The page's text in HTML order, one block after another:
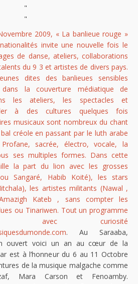
"
"
2009, « La banlieue rouge »
invite une nouvelle fois le
de danse, ateliers, collaborations
du 9 3 et artistes de divers pays.
dites des banlieues sensibles
la couverture médiatique de
les ateliers, les spectacles et
à des cultures quelques fois
musicaux sont nombreux du chant
créole en passant par le luth arabe
sacrée, électro, vocale, la
ses multiples formes. Dans cette
la part du lion avec les grosses
Sangaré, Habib Koité), les stars
les artistes militants (Nawal ,
Kateb , sans compter les
ou Tinariwen. Tout un programme
avec curiosité
. Au Saraaba,
ouvert voici un an au cœur de la
est à l’honneur du 6 au 11 Octobre
de la musique malgache comme
Mara Carson et Fenoamby.